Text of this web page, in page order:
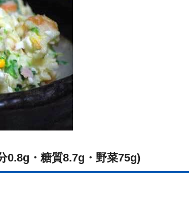
0.8g・糖質8.7g・野菜75g)